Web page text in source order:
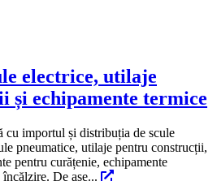
electrice, utilaje
și echipamente termice
importul și distribuția de scule
pneumatice, utilaje pentru construcții,
pentru curățenie, echipamente
încălzire. De ase...